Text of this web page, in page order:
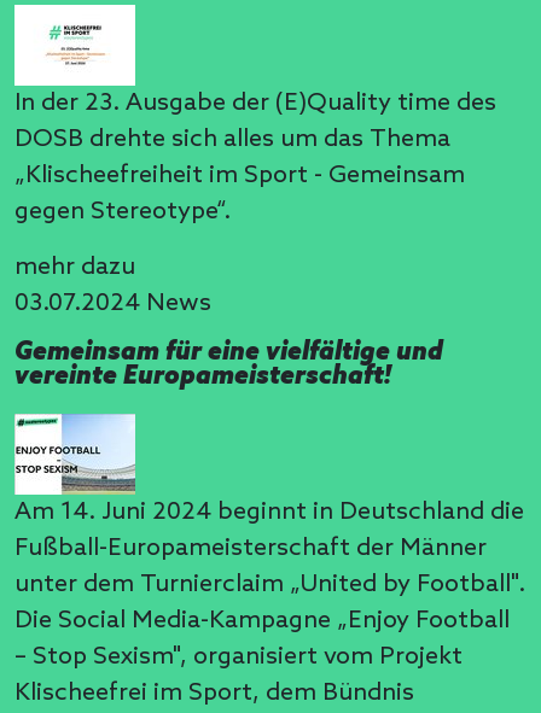
In der 23. Ausgabe der (E)Quality time des
DOSB drehte sich alles um das Thema
„Klischeefreiheit im Sport - Gemeinsam
gegen Stereotype“.
mehr dazu
03.07.2024 News
Gemeinsam für eine vielfältige und
vereinte Europameisterschaft!
Am 14. Juni 2024 beginnt in Deutschland die
Fußball-Europameisterschaft der Männer
unter dem Turnierclaim „United by Football".
Die Social Media-Kampagne „Enjoy Football
– Stop Sexism", organisiert vom Projekt
Klischeefrei im Sport, dem Bündnis